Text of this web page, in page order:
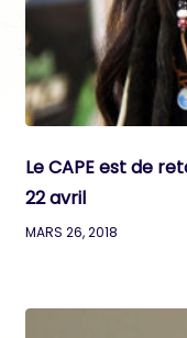
Le CAPE est de
22 avril
MARS 26, 2018